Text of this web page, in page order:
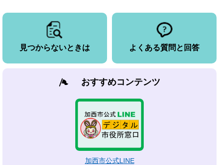
見つからないときは よくある質問と回答
おすすめコンテンツ
加西市公式LINE